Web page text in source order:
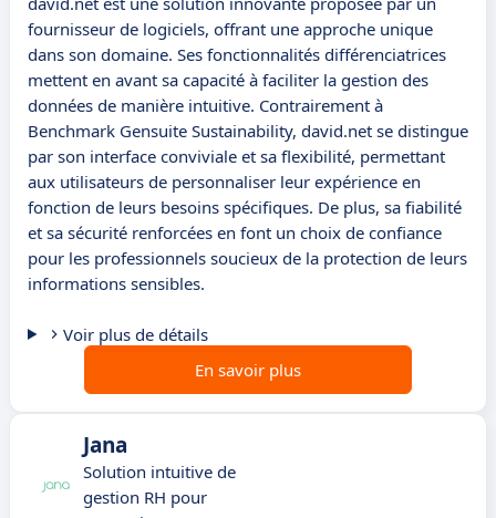
fournisseur de logiciels, offrant une approche unique
dans son domaine. Ses fonctionnalités différenciatrices
mettent en avant sa capacité à faciliter la gestion des
données de manière intuitive. Contrairement à
Benchmark Gensuite Sustainability, david.net se distingue
par son interface conviviale et sa flexibilité, permettant
aux utilisateurs de personnaliser leur expérience en
fonction de leurs besoins spécifiques. De plus, sa fiabilité
et sa sécurité renforcées en font un choix de confiance
pour les professionnels soucieux de la protection de leurs
informations sensibles.
Voir plus de détails
En savoir plus
Jana
Solution intuitive de
gestion RH pour